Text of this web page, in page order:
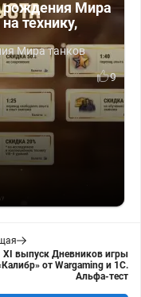
рождения Мира
технику,
Мира танков
9
XI выпуск Дневников игры
от Wargaming и 1С.
Альфа-тест